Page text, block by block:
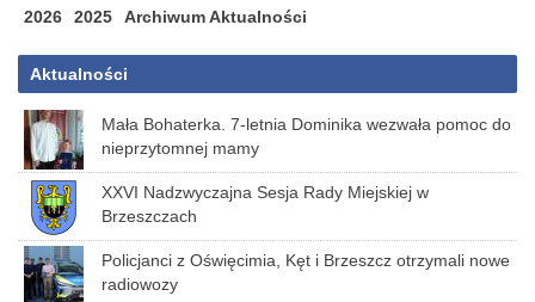
2026 2025 Archiwum Aktualności
Aktualności
Mała Bohaterka. 7-letnia Dominika wezwała pomoc do
nieprzytomnej mamy
XXVI Nadzwyczajna Sesja Rady Miejskiej w
Brzeszczach
Policjanci z Oświęcimia, Kęt i Brzeszcz otrzymali nowe
radiowozy